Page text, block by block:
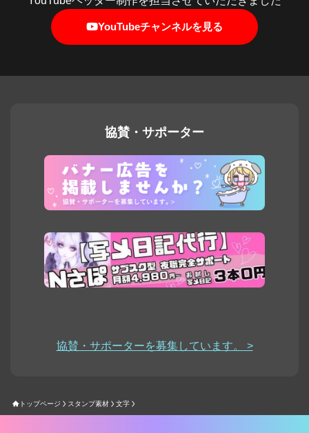
YouTubeチャンネルを見る
協賛・サポーター
協賛・サポーターを募集しています。 >
トップページ スタンプ素材 文字